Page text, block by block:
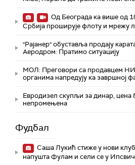
Од Београда ка више од
Србија проширује флоту и мрежу
"Рајанер" обуставља продају
Аеродром: Пратимо ситуацију
МОЛ: Преговори са продавцем
органима напредују ка завршној
Евродизел скупљи за динар, цена
непромењена
Фудбал
Саша Лукић стиже у нови
напушта Фулам и сели се у Ипсвич